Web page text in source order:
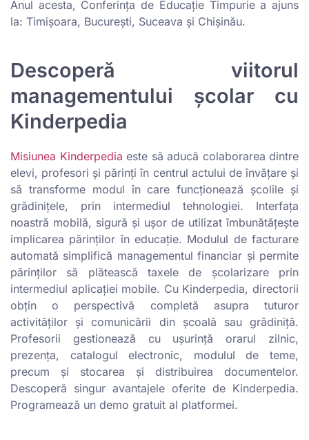
Anul acesta, Conferinţa de Educaţie Timpurie a ajuns
la: Timişoara, Bucureşti, Suceava şi Chişinău.
Descoperă viitorul
managementului școlar cu
Kinderpedia
Misiunea Kinderpedia este să aducă colaborarea dintre
elevi, profesori și părinți în centrul actului de învățare și
să transforme modul în care funcționează școlile și
grădinițele, prin intermediul tehnologiei. Interfața
noastră mobilă, sigură și ușor de utilizat îmbunătățește
implicarea părinților în educație. Modulul de facturare
automată simplifică managementul financiar și permite
părinților să plătească taxele de școlarizare prin
intermediul aplicației mobile. Cu Kinderpedia, directorii
obțin o perspectivă completă asupra tuturor
activităților și comunicării din școală sau grădiniță.
Profesorii gestionează cu ușurință orarul zilnic,
prezența, catalogul electronic, modulul de teme,
precum și stocarea și distribuirea documentelor.
Descoperă singur avantajele oferite de Kinderpedia.
Programează un demo gratuit al platformei.